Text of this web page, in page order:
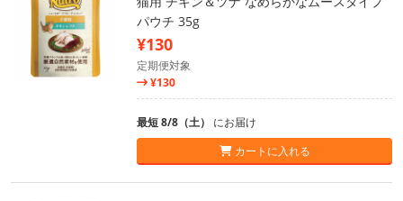
パウチ 35g
¥130
定期便対象
¥130
最短 8/8（土） にお届け
カートに入れる